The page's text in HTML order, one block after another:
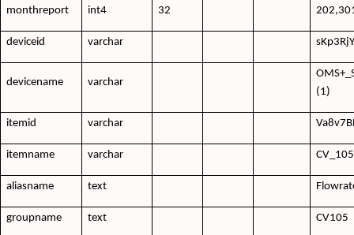
monthreport int4 32
deviceid varchar
devicename varchar
(1)
itemid varchar
itemname varchar
aliasname text
groupname text CV105